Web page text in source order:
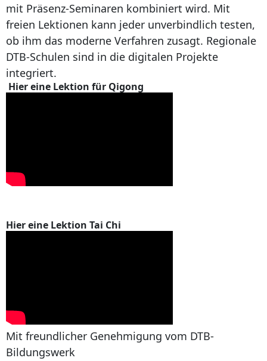
mit Präsenz-Seminaren kombiniert wird. Mit
freien Lektionen kann jeder unverbindlich testen,
ob ihm das moderne Verfahren zusagt. Regionale
DTB-Schulen sind in die digitalen Projekte
integriert.
Hier eine Lektion für Qigong
Hier eine Lektion Tai Chi
Mit freundlicher Genehmigung vom DTB-
Bildungswerk